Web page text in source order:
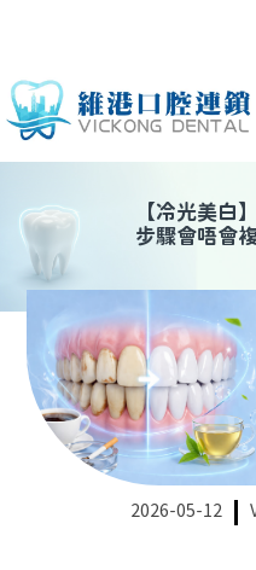
【冷光美白】
步驟會唔會
2026-05-12